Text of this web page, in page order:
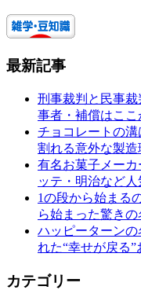
最新記事
刑事裁判と民事
事者・補償はここ
チョコレートの溝
割れる意外な製造
有名お菓子メー
ッテ・明治など
1の段から始まる
ら始まった驚き
ハッピーターン
れた“幸せが戻る
カテゴリー